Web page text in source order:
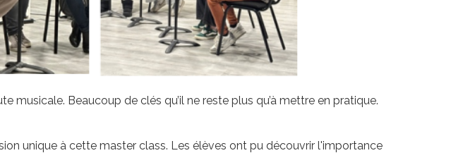
Beaucoup de clés qu’il ne reste plus qu’à mettre en pratique.
unique à cette master class. Les élèves ont pu découvrir l'importance